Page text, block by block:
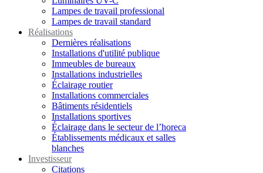
Lampes de travail professional
Lampes de travail standard
Réalisations
Dernières réalisations
Installations d'utilité publique
Immeubles de bureaux
Installations industrielles
Éclairage routier
Installations commerciales
Bâtiments résidentiels
Installations sportives
Éclairage dans le secteur de l’horeca
Établissements médicaux et salles
blanches
Investisseur
Citations